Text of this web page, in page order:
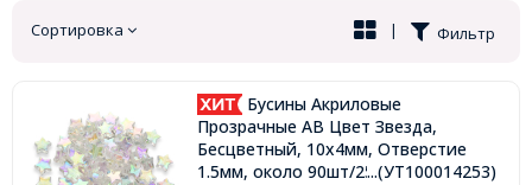
Сортировка Фильтр
|
Бусины Акриловые
Прозрачные АВ Цвет Звезда,
Бесцветный, 10x4мм, Отверстие
1.5мм, около 90шт/25г,...(УТ100014253)